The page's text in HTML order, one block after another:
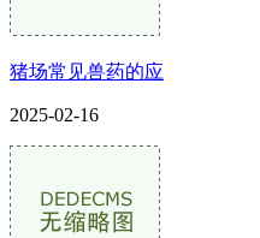
猪场常见兽药的应
2025-02-16